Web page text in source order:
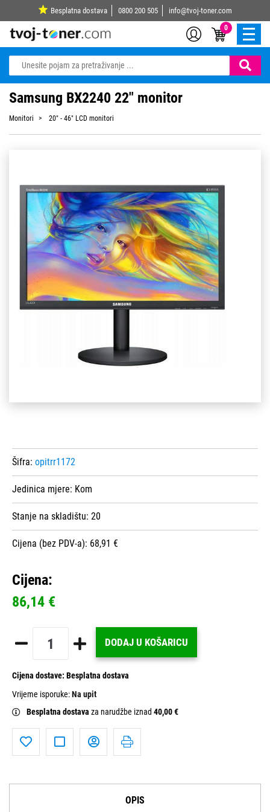
Besplatna dostava 0800 200 505 info@tvoj-toner.com
0
Samsung BX2240 22" monitor
Monitori 20" - 46" LCD monitori
Šifra: opitrr1172
Jedinica mjere: Kom
Stanje na skladištu: 20
Cijena (bez PDV-a): 68,91 €
Cijena:
86,14 €
DODAJ U KOŠARICU
Cijena dostave: Besplatna dostava
Vrijeme isporuke:Na upit
Besplatna dostava za narudžbe iznad 40,00 €
OPIS